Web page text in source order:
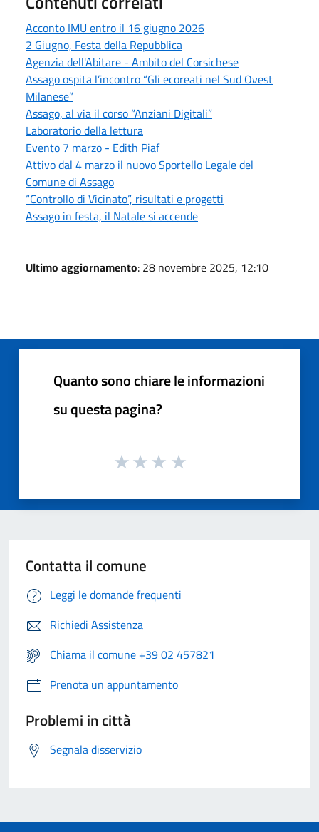
Acconto IMU entro il 16 giugno 2026
2 Giugno, Festa della Repubblica
Agenzia dell'Abitare - Ambito del Corsichese
Assago ospita l’incontro “Gli ecoreati nel Sud Ovest
Milanese”
Assago, al via il corso “Anziani Digitali”
Laboratorio della lettura
Evento 7 marzo - Edith Piaf
Attivo dal 4 marzo il nuovo Sportello Legale del
Comune di Assago
“Controllo di Vicinato”, risultati e progetti
Assago in festa, il Natale si accende
Ultimo aggiornamento: 28 novembre 2025, 12:10
Quanto sono chiare le informazioni
su questa pagina?
Contatta il comune
Leggi le domande frequenti
Richiedi Assistenza
Chiama il comune +39 02 457821
Prenota un appuntamento
Problemi in città
Segnala disservizio